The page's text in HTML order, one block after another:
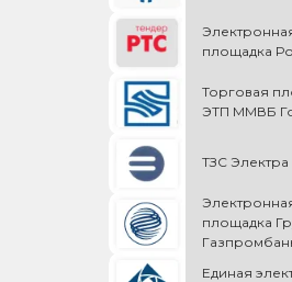
площадка
Торговая
ЭТП ММВБ
ТЗС Электра
площадка
Единая